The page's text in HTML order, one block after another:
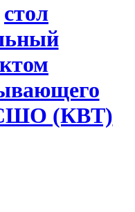
стол
СШО (КВТ)